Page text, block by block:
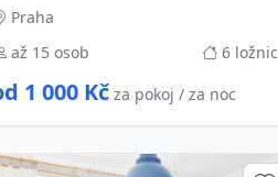
Praha
až 15 osob
6 ložnic
1 000 Kč za pokoj / za noc